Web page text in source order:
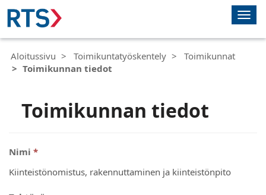
Aloitussivu Toimikuntatyöskentely
Toimikunnat
Toimikunnan tiedot
Toimikunnan tiedot
Nimi